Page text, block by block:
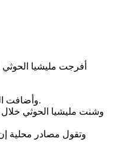
وأضافت المصادر أن سيف اختُطف من مديرية ذي السفال جنوبي محافظة إب في 19 مايو 2025، ونُقل إلى أحد مراكز الاحتجاز التابعة للمليشيا في مدينة إب، قبل الإفراج عنه هذا الأسبوع.
وشنت مليشيا الحوثي